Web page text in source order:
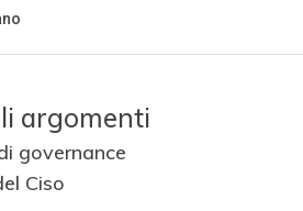
argomenti
governance
Ciso